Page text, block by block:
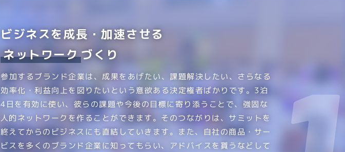
ビジネスを成長・加速させる
ネットワーク づくり
参加するブランド企業は、成果をあげたい、課題解決したい、さらなる
効率化・利益向上を図りたいという意欲ある決定権者ばかりです。3泊
4日を有効に使い、彼らの課題や今後の目標に寄り添うことで、強固な
人的ネットワークを作ることができます。そのつながりは、サミットを
終えてからのビジネスにも直結していきます。また、自社の商品・サー
ビスを多くのブランド企業に知ってもらい、アドバイスを貰うなどして